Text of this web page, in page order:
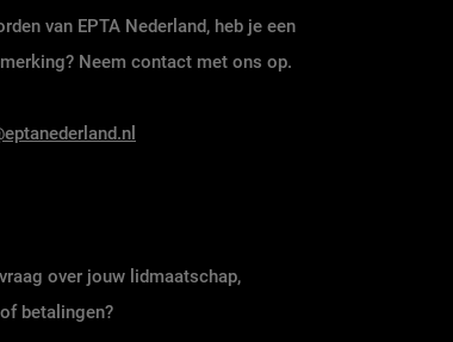
van EPTA Nederland, heb je een
Neem contact met ons op.
over jouw lidmaatschap,
betalingen?